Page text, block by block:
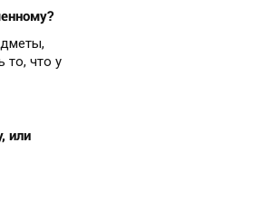
то, что у
или